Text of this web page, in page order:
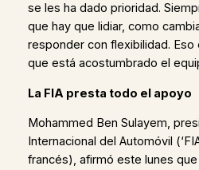
se les ha dado prioridad.
que hay que lidiar, como
responder con flexibilidad.
que está acostumbrado el
La FIA presta todo el apoyo
Mohammed Ben Sulayem,
Internacional del Automóvil
francés), afirmó este lunes